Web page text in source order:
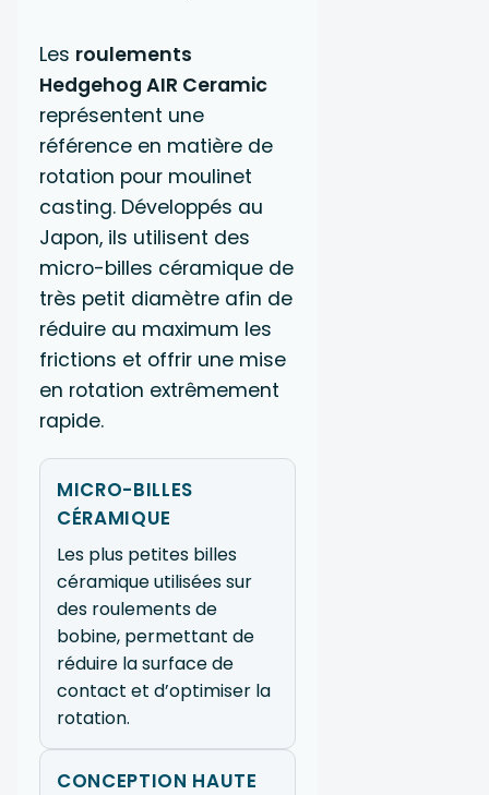
Les roulements
Hedgehog AIR Ceramic
représentent une
référence en matière de
rotation pour moulinet
casting. Développés au
Japon, ils utilisent des
micro-billes céramique de
très petit diamètre afin de
réduire au maximum les
frictions et offrir une mise
en rotation extrêmement
rapide.
MICRO-BILLES
CÉRAMIQUE
Les plus petites billes
céramique utilisées sur
des roulements de
bobine, permettant de
réduire la surface de
contact et d’optimiser la
rotation.
CONCEPTION HAUTE